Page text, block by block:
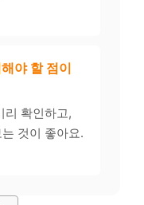
야 할 점이
리 확인하고,
것이 좋아요.